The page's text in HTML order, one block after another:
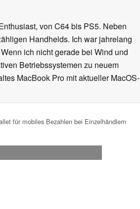
von C64 bis PS5. Neben
Handhelds. Ich war jahrelang
ich nicht gerade bei Wind und
Betriebssystemen zu neuem
MacBook Pro mit aktueller MacOS-
für mobiles Bezahlen bei Einzelhändlern